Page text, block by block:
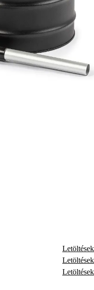
Letöltések
Letöltések
Letöltések